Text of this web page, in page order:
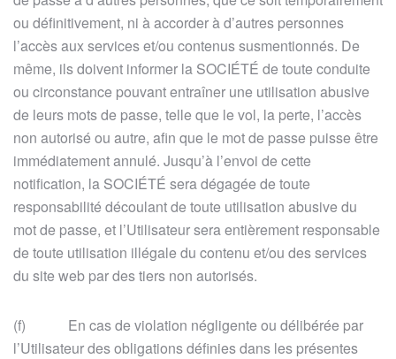
ou définitivement, ni à accorder à d’autres personnes
l’accès aux services et/ou contenus susmentionnés. De
même, ils doivent informer la SOCIÉTÉ de toute conduite
ou circonstance pouvant entraîner une utilisation abusive
de leurs mots de passe, telle que le vol, la perte, l’accès
non autorisé ou autre, afin que le mot de passe puisse être
immédiatement annulé. Jusqu’à l’envoi de cette
notification, la SOCIÉTÉ sera dégagée de toute
responsabilité découlant de toute utilisation abusive du
mot de passe, et l’Utilisateur sera entièrement responsable
de toute utilisation illégale du contenu et/ou des services
du site web par des tiers non autorisés.
(f) En cas de violation négligente ou délibérée par
l’Utilisateur des obligations définies dans les présentes